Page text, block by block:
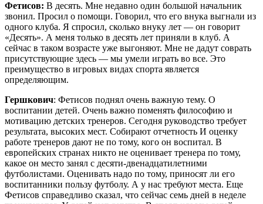
Фетисов: В десять. Мне недавно один большой начальник
звонил. Просил о помощи. Говорил, что его внука выгнали из
одного клуба. Я спросил, сколько внуку лет — он говорит
«Десять». А меня только в десять лет приняли в клуб. А
сейчас в таком возрасте уже выгоняют. Мне не дадут соврать
присутствующие здесь — мы умели играть во все. Это
преимущество в игровых видах спорта является
определяющим.
Гершкович: Фетисов поднял очень важную тему. О
воспитании детей. Очень важно поменять философию и
мотивацию детских тренеров. Сегодня руководство требует
результата, высоких мест. Собирают отчетность И оценку
работе тренеров дают не по тому, кого он воспитал. В
европейских странах никто не оценивает тренера по тому,
какое он место занял с десяти-двенадцатилетними
футболистами. Оценивать надо по тому, приносят ли его
воспитанники пользу футболу. А у нас требуют места. Еще
Фетисов справедливо сказал, что сейчас семь дней в неделе